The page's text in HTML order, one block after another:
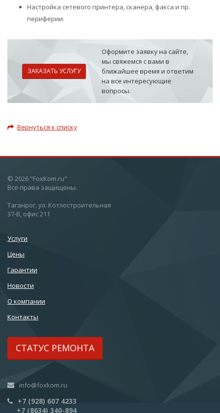
Настройка сетевого принтера, сканера, факса и пр.
периферии.
ЗАКАЗАТЬ УСЛУГУ
Оформите заявку на сайте,
мы свяжемся с вами в
ближайшее время и ответим
на все интересующие
вопросы.
Вернуться к списку
© 2026 "FoxKom.ru"
Все права защищены.
Таганрог, ул. Котлостроительная
37-В, офис 211
Услуги
Цены
Гарантии
Новости
О компании
Контакты
СТАТУС РЕМОНТА
info@foxkom.ru
+7 (928) 607 4233
+7 (8634) 340-894